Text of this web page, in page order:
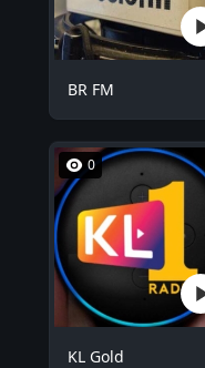
BR FM
0
KL Gold